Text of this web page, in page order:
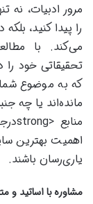
مرور ادبیات،
را پیدا کنید،
می‌کند. با
تحقیقاتی خود را
که به موضوع
مانده‌اند یا چه
اهمیت بهترین
یاری‌رسان باشند.
مشاوره با اساتید و